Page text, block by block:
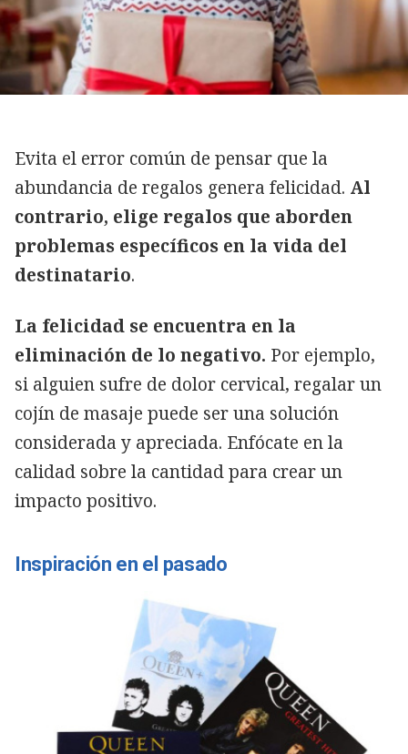
Evita el error común de pensar que la
abundancia de regalos genera felicidad. Al
contrario, elige regalos que aborden
problemas específicos en la vida del
destinatario.
La felicidad se encuentra en la
eliminación de lo negativo. Por ejemplo,
si alguien sufre de dolor cervical, regalar un
cojín de masaje puede ser una solución
considerada y apreciada. Enfócate en la
calidad sobre la cantidad para crear un
impacto positivo.
Inspiración en el pasado